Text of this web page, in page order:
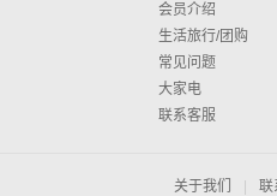
会员介绍
生活旅行/团购
常见问题
大家电
联系客服
关于我们 联